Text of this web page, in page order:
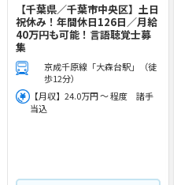
【千葉県／千葉市中央区】土日
祝休み！年間休日126日／月給
40万円も可能！言語聴覚士募
集
京成千原線「大森台駅」（徒
歩12分）
【月収】24.0万円 ～ 程度 諸手
当込